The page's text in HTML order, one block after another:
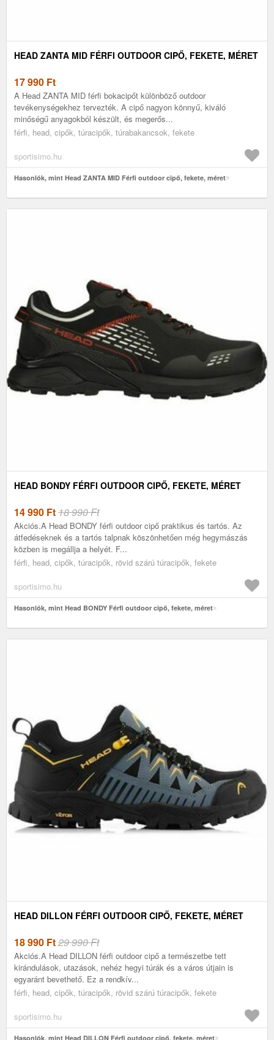
HEAD ZANTA MID FÉRFI OUTDOOR CIPŐ, FEKETE, MÉRET
17 990 Ft
A Head ZANTA MID férfi bokacipőt különböző outdoor
tevékenységekhez tervezték. A cipő nagyon könnyű, kiváló
minőségű anyagokból készült, és megerős...
férfi, head, cipők, túracipők, túrabakancsok, fekete
sportisimo.hu
Hasonlók, mint Head ZANTA MID Férfi outdoor cipő, fekete, méret
HEAD BONDY FÉRFI OUTDOOR CIPŐ, FEKETE, MÉRET
14 990 Ft18 990 Ft
Akciós.A Head BONDY férfi outdoor cipő praktikus és tartós. Az
átfedéseknek és a tartós talpnak köszönhetően még hegymászás
közben is megállja a helyét. F...
férfi, head, cipők, túracipők, rövid szárú túracipők, fekete
sportisimo.hu
Hasonlók, mint Head BONDY Férfi outdoor cipő, fekete, méret
HEAD DILLON FÉRFI OUTDOOR CIPŐ, FEKETE, MÉRET
18 990 Ft29 990 Ft
Akciós.A Head DILLON férfi outdoor cipő a természetbe tett
kirándulások, utazások, nehéz hegyi túrák és a város útjain is
egyaránt bevethető. Ez a rendkív...
férfi, head, cipők, túracipők, rövid szárú túracipők, fekete
sportisimo.hu
Hasonlók, mint Head DILLON Férfi outdoor cipő, fekete, méret